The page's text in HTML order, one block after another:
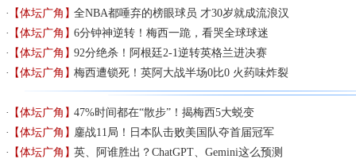
【体坛广角】全NBA都唾弃的榜眼球员 才30岁就成流浪汉
【体坛广角】6分钟神逆转！梅西一跪，看哭全球球迷
【体坛广角】92分绝杀！阿根廷2-1逆转英格兰进决赛
【体坛广角】梅西遭锁死！英阿大战半场0比0 火药味炸裂
【体坛广角】47%时间都在“散步”！揭梅西5大蜕变
【体坛广角】鏖战11局！日本队击败美国队夺首届冠军
【体坛广角】英、阿谁胜出？ChatGPT、Gemini这么预测